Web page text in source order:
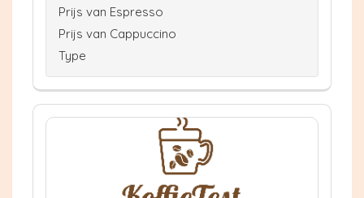
Prijs van Espresso
Prijs van Cappuccino
Type